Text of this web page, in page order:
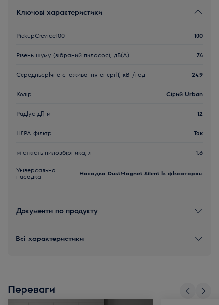
Ключові характеристики
PickupCrevice100 100
Рівень шуму (зібраний пилосос), дБ(А) 74
Середньорічне споживання енергії, кВт/год 24.9
Колір Сірий Urban
Радіус дії, м 12
НЕРА фільтр Так
Місткість пилозбірника, л 1.6
Універсальна
насадка
Насадка DustMagnet Silent із фіксатором
Документи по продукту
Всі характеристики
Переваги